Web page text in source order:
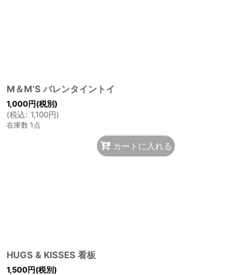
M＆M‘S バレンタイントイ
1,000円(税別)
(税込: 1,100円)
在庫数 1点
カートに入れる
HUGS & KISSES 看板
1,500円(税別)